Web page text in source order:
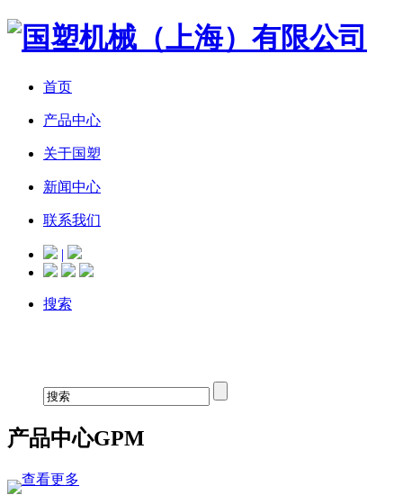
首页
产品中心
关于国塑
新闻中心
联系我们
|
搜索
产品中心GPM
查看更多